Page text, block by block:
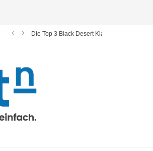
Die Top 3 Black Desert Klassen für